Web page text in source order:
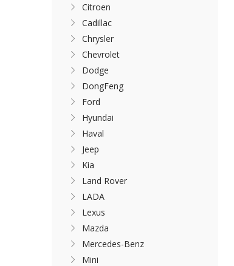
Citroen
Cadillac
Chrysler
Chevrolet
Dodge
DongFeng
Ford
Hyundai
Haval
Jeep
Kia
Land Rover
LADA
Lexus
Mazda
Mercedes-Benz
Mini